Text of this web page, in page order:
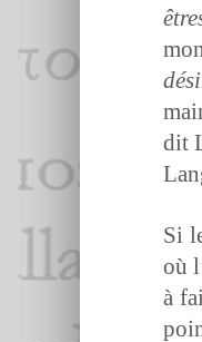
dit
Si
où
à